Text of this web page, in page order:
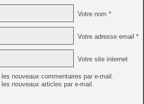
Votre nom *
Votre adresse email *
Votre site internet
nouveaux commentaires par e-mail.
nouveaux articles par e-mail.